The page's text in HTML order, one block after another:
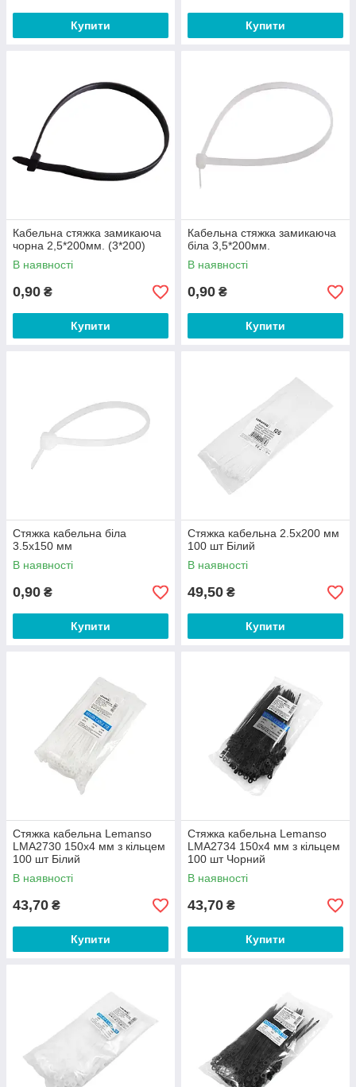
Купити Купити
Кабельна стяжка замикаюча
чорна 2,5*200мм. (3*200)
В наявності
0,90 ₴
Купити
Кабельна стяжка замикаюча
біла 3,5*200мм.
В наявності
0,90 ₴
Купити
Стяжка кабельна біла
3.5х150 мм
В наявності
0,90 ₴
Купити
Стяжка кабельна 2.5x200 мм
100 шт Білий
В наявності
49,50 ₴
Купити
Стяжка кабельна Lemanso
LMA2730 150x4 мм з кільцем
100 шт Білий
В наявності
43,70 ₴
Купити
Стяжка кабельна Lemanso
LMA2734 150x4 мм з кільцем
100 шт Чорний
В наявності
43,70 ₴
Купити